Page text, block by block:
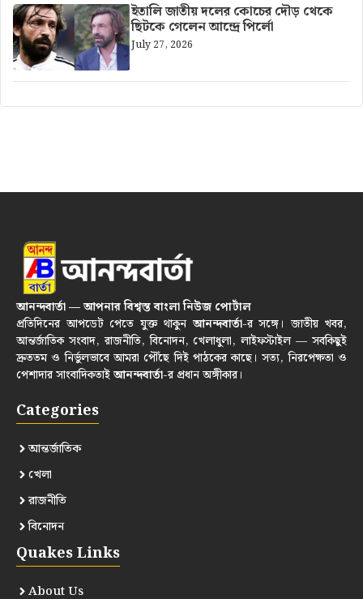
ইতালি জাতীয় দলের কোচের দৌড় থেকে
ছিটকে গেলেন আন্দ্রে পির্লো
July 27, 2026
আনন্দবার্তা — আপনার বিশ্বস্ত বাংলা নিউজ পোর্টাল
প্রতিদিনের আপডেট পেতে যুক্ত থাকুনআনন্দবার্তা-র সঙ্গে। জাতীয় খবর,
আন্তর্জাতিক সংবাদ, রাজনীতি, বিনোদন, খেলাধুলা, লাইফস্টাইল — সবকিছুই
দ্রুততম ও নির্ভুলভাবে আমরা পৌঁছে দিই পাঠকের কাছে। সত্য, নিরপেক্ষতা ও
পেশাদার সাংবাদিকতাইআনন্দবার্তা-র প্রধান অঙ্গীকার।
Categories
আন্তর্জাতিক
খেলা
রাজনীতি
বিনোদন
Quakes Links
About Us